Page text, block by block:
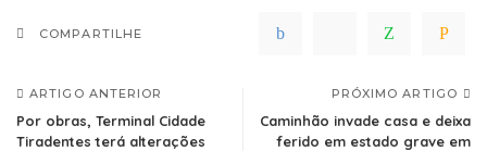
COMPARTILHE
ARTIGO ANTERIOR
Por obras, Terminal Cidade
Tiradentes terá alterações
PRÓXIMO ARTIGO
Caminhão invade casa e deixa
ferido em estado grave em